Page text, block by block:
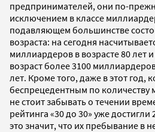
предпринимателей, они по-
исключением в классе
подавляющем большинстве
возраста: на сегодня
миллиардеров в возрасте 80 лет
возраст более 3100
лет. Кроме того, даже в этот год,
беспрецедентным по
не стоит забывать о течении
рейтинга «30 до 30» уже достигли
это значит, что их пребывание в